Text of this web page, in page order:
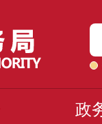
政